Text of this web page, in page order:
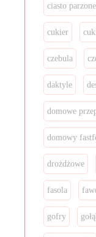
ciasto parzone
cukier
czebula
daktyle
domowe
domowy
drożdżowe
fasola
gofry